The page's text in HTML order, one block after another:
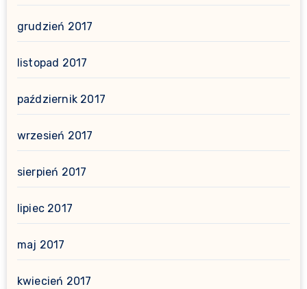
grudzień 2017
listopad 2017
październik 2017
wrzesień 2017
sierpień 2017
lipiec 2017
maj 2017
kwiecień 2017